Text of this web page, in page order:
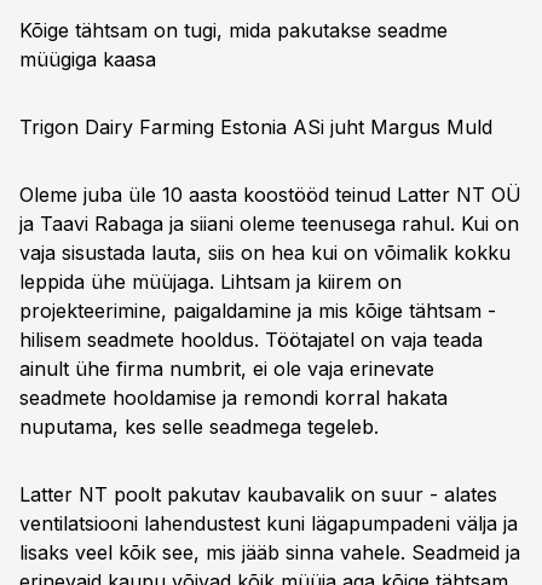
Kõige tähtsam on tugi, mida pakutakse seadme
müügiga kaasa
Trigon Dairy Farming Estonia ASi juht Margus Muld
Oleme juba üle 10 aasta koostööd teinud Latter NT OÜ
ja Taavi Rabaga ja siiani oleme teenusega rahul. Kui on
vaja sisustada lauta, siis on hea kui on võimalik kokku
leppida ühe müüjaga. Lihtsam ja kiirem on
projekteerimine, paigaldamine ja mis kõige tähtsam -
hilisem seadmete hooldus. Töötajatel on vaja teada
ainult ühe firma numbrit, ei ole vaja erinevate
seadmete hooldamise ja remondi korral hakata
nuputama, kes selle seadmega tegeleb.
Latter NT poolt pakutav kaubavalik on suur - alates
ventilatsiooni lahendustest kuni lägapumpadeni välja ja
lisaks veel kõik see, mis jääb sinna vahele. Seadmeid ja